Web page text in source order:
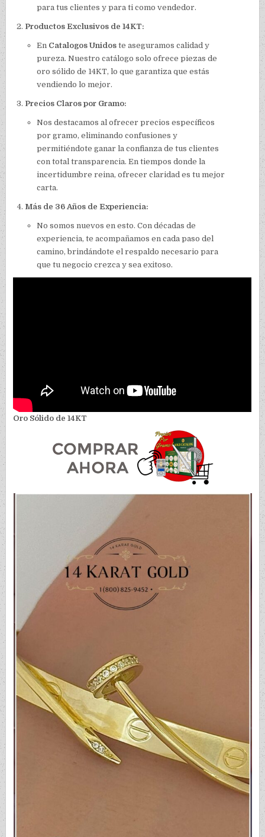
para tus clientes y para ti como vendedor.
Productos Exclusivos de 14KT:
En Catalogos Unidos te aseguramos calidad y
pureza. Nuestro catálogo solo ofrece piezas de
oro sólido de 14KT, lo que garantiza que estás
vendiendo lo mejor.
Precios Claros por Gramo:
Nos destacamos al ofrecer precios específicos
por gramo, eliminando confusiones y
permitiéndote ganar la confianza de tus clientes
con total transparencia. En tiempos donde la
incertidumbre reina, ofrecer claridad es tu mejor
carta.
Más de 36 Años de Experiencia:
No somos nuevos en esto. Con décadas de
experiencia, te acompañamos en cada paso del
camino, brindándote el respaldo necesario para
que tu negocio crezca y sea exitoso.
Oro Sólido de 14KT